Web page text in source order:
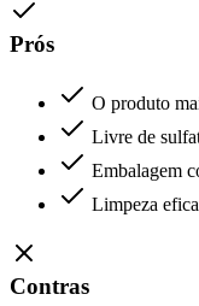
Prós
O produto
Livre de
Embalagem
Limpeza
Contras